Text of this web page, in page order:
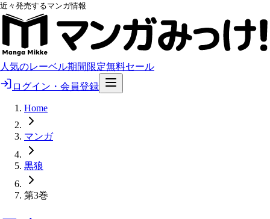
近々発売するマンガ情報
人気のレーベル期間限定無料セール
ログイン・会員登録
Home
マンガ
黒狼
第3巻